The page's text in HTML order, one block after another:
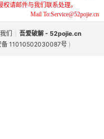
请邮件与我们联系处理。
Mail To:Service@52pojie.cn
们
吾爱破解 - 52pojie.cn
备 11010502030087号 )